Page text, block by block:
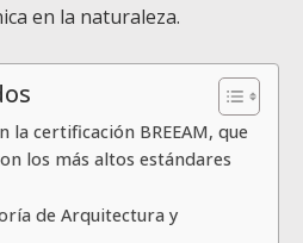
en la naturaleza.
la certificación BREEAM, que
los más altos estándares
de Arquitectura y